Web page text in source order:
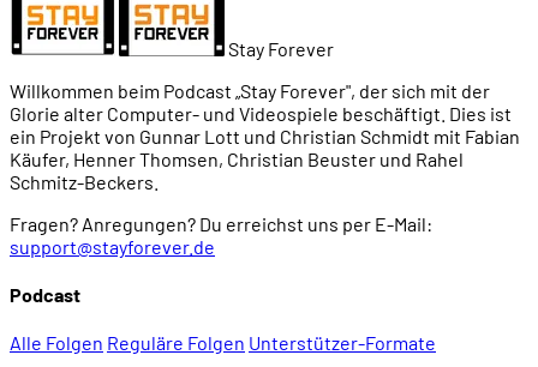
Stay Forever
Willkommen beim Podcast „Stay Forever", der sich mit der
Glorie alter Computer- und Videospiele beschäftigt. Dies ist
ein Projekt von Gunnar Lott und Christian Schmidt mit Fabian
Käufer, Henner Thomsen, Christian Beuster und Rahel
Schmitz-Beckers.
Fragen? Anregungen? Du erreichst uns per E-Mail:
support@stayforever.de
Podcast
Alle Folgen Reguläre Folgen Unterstützer-Formate